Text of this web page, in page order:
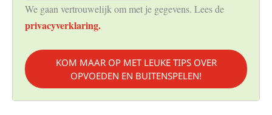
We gaan vertrouwelijk om met je gegevens. Lees de
privacyverklaring.
KOM MAAR OP MET LEUKE TIPS OVER
OPVOEDEN EN BUITENSPELEN!